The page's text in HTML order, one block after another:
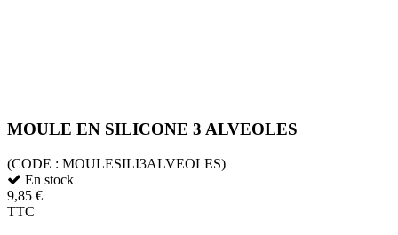
MOULE EN SILICONE 3 ALVEOLES
(CODE : MOULESILI3ALVEOLES)
En stock
9,85 €
TTC